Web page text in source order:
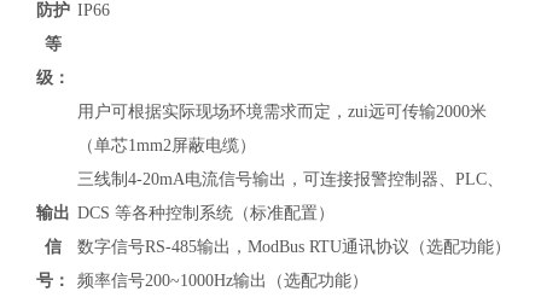
防护
等
级：
IP66
输出
信
号：
用户可根据实际现场环境需求而定，zui远可传输2000米
（单芯1mm2屏蔽电缆）
三线制4-20mA电流信号输出，可连接报警控制器、PLC、
DCS 等各种控制系统（标准配置）
数字信号RS-485输出， ModBus RTU通讯协议 （选配功能）
频率信号200~1000Hz输出（选配功能）